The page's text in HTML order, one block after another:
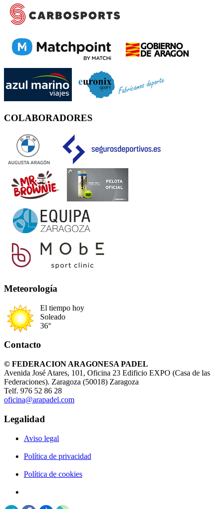
COLABORADORES
Meteorología
El tiempo hoy
Soleado
36°
Contacto
© FEDERACION ARAGONESA PADEL
Avenida José Atares, 101, Oficina 23 Edificio EXPO (Casa de las
Federaciones). Zaragoza (50018) Zaragoza
Telf. 976 52 86 28
oficina@arapadel.com
Legalidad
Aviso legal
Política de privacidad
Política de cookies